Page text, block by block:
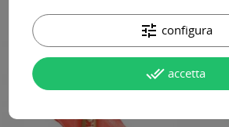
tune configura
done_all accetta